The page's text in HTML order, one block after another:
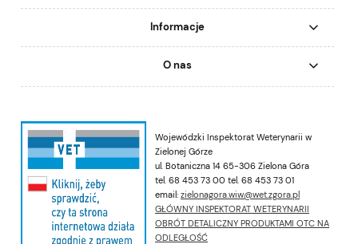
Informacje
O nas
Wojewódzki Inspektorat Weterynarii w
Zielonej Górze
ul. Botaniczna 14 65-306 Zielona Góra
tel. 68 453 73 00 tel. 68 453 73 01
email: zielonagora.wiw@wet.zgora.pl
GŁÓWNY INSPEKTORAT WETERYNARII
OBRÓT DETALICZNY PRODUKTAMI OTC NA
ODLEGŁOŚĆ